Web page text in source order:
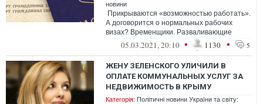
новини
Прикрываются «возможностью работать».
А договорится о нормальных рабочих
визах? Временщики. Разваливающие
государственность
05.03.2021, 20:10 • 1130 • 5
ЖЕНУ ЗЕЛЕНСКОГО УЛИЧИЛИ В
ОПЛАТЕ КОММУНАЛЬНЫХ УСЛУГ ЗА
НЕДВИЖИМОСТЬ В КРЫМУ
Категорія: Політичні новини України та світу: